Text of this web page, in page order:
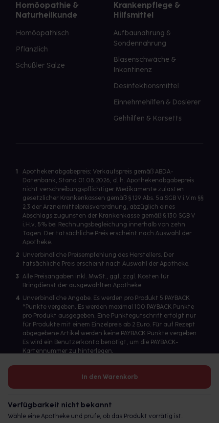
In den Warenkorb
Verfügbarkeit nicht bekannt
Wähle eine Apotheke und prüfe, ob das Produkt vorrätig ist.
Homöopathie &
Naturheilkunde
Homöopathisch
Pflanzlich
Schüßler Salze
Krankenpflege &
Hilfsmittel
Aufbaunahrung &
Sondennahrung
Blasenschwäche &
Inkontinenz
Desinfektionsmittel
Einnehmehilfen & Dosierer
Gehhilfen & Korsetts
1
Apothekenabgabepreis: Verkaufspreis gemäß ABDA-
Datenbank, Stand 01.08.2026, d. h. Apothekenabgabepreis
nicht verschreibungspflichtiger Medikamente zulasten
gesetzlicher Krankenkassen gemäß § 129 Abs. 5a SGB V i.V.m §§
2,3 der Arzneimittelpreisverordnung, abzüglich eines
Abschlags zugunsten der Krankenkasse gemäß § 130 SGB V
i.H.v. 5% bei Rechnungsbegleichung innerhalb von zehn
Tagen. Der tatsächliche Preis erscheint nach Auswahl der
Apotheke.
2 Unverbindliche Preisempfehlung des Herstellers. Der
tatsächliche Preis erscheint nach Auswahl der Apotheke.
3 Alle Preisangaben inkl. MwSt., ggf. zzgl. Kosten für
Bringdienst der ausgewählten Apotheke.
4 Unverbindliche Angabe. Es werden pro Produkt 5 PAYBACK
°Punkte vergeben. Es werden maximal 100 PAYBACK Punkte
pro Produkt ausgegeben. Eine Punktegutschrift erfolgt nur
für Produkte mit einem Einzelpreis ab 2 Euro. Für auf Rezept
abgegebene Artikel werden keine PAYBACK Punkte vergeben.
Es wird ein Benutzerkonto benötigt, um die PAYBACK-
Kartennummer zu hinterlegen.
Betreiber des Portals und verantwortlich: gesund.de GmbH &
© 2026 gesund.de GmbH & Co. KG